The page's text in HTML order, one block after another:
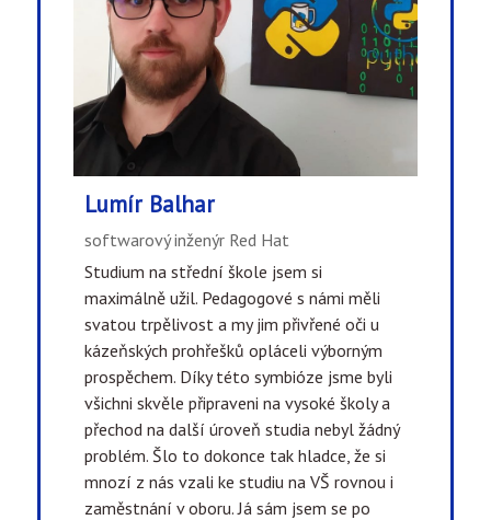
Lumír Balhar
softwarový inženýr Red Hat
Studium na střední škole jsem si
maximálně užil. Pedagogové s námi měli
svatou trpělivost a my jim přivřené oči u
kázeňských prohřešků opláceli výborným
prospěchem. Díky této symbióze jsme byli
všichni skvěle připraveni na vysoké školy a
přechod na další úroveň studia nebyl žádný
problém. Šlo to dokonce tak hladce, že si
mnozí z nás vzali ke studiu na VŠ rovnou i
zaměstnání v oboru. Já sám jsem se po